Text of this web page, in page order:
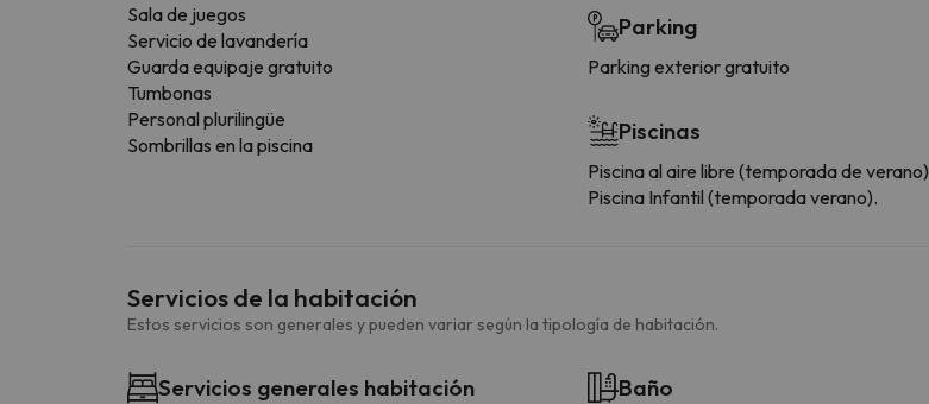
Sala de juegos
Servicio de lavandería
Guarda equipaje gratuito
Tumbonas
Personal plurilingüe
Sombrillas en la piscina
Parking
Parking exterior gratuito
Piscinas
Piscina al aire libre (temporada de verano)
Piscina Infantil (temporada verano).
Servicios de la habitación
Estos servicios son generales y pueden variar según la tipología de habitación.
Servicios generales habitación Baño